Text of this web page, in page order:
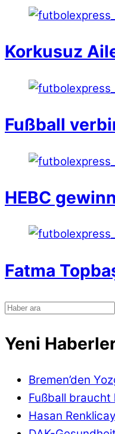
Korkusuz
Fußball
HEBC
Fatma
Yeni
Bremen’den
Fußball braucht
Hasan